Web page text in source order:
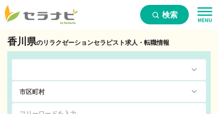
検索
香川県のリラクゼーションセラピスト求人・転職情報